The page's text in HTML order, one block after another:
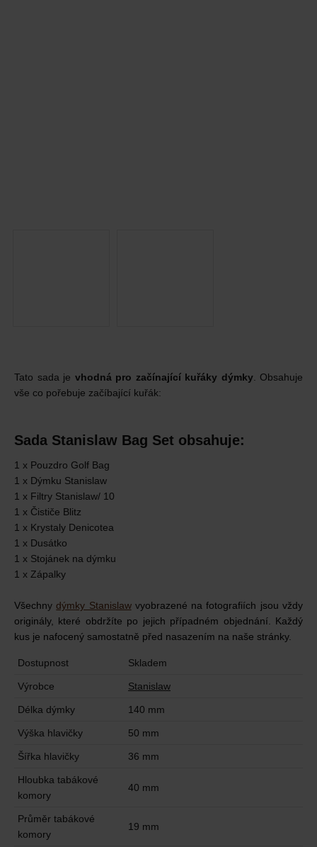
Tato sada je vhodná pro začínající kuřáky dýmky. Obsahuje
vše co pořebuje začíbající kuřák:
Sada Stanislaw Bag Set obsahuje:
1 x Pouzdro Golf Bag
1 x Dýmku Stanislaw
1 x Filtry Stanislaw/ 10
1 x Čističe Blitz
1 x Krystaly Denicotea
1 x Dusátko
1 x Stojánek na dýmku
1 x Zápalky
Všechnydýmky Stanislawvyobrazené na fotografiích jsou vždy
originály, které obdržíte po jejich případném objednání. Každý
kus je nafocený samostatně před nasazením na naše stránky.
Dostupnost Skladem
Výrobce Stanislaw
Délka dýmky 140 mm
Výška hlavičky 50 mm
Šířka hlavičky 36 mm
Hloubka tabákové
komory
40 mm
Průměr tabákové
komory
19 mm